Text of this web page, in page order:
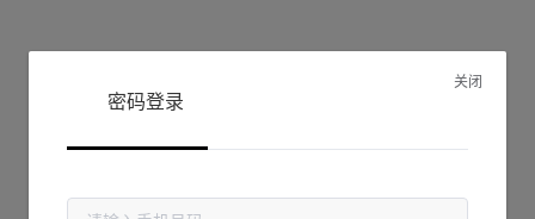
抱歉!
关闭
密码登录